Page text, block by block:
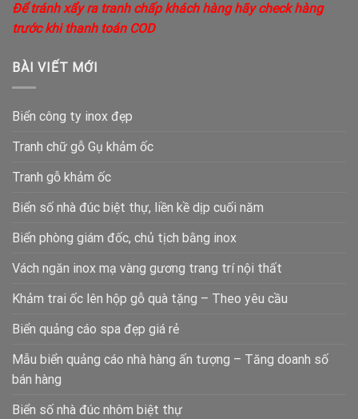
Để tránh xẩy ra tranh chấp khách hàng hãy check hàng
trước khi thanh toán COD
BÀI VIẾT MỚI
Biển công ty inox đẹp
Tranh chữ gỗ Gụ khảm ốc
Tranh gỗ khảm ốc
Biển số nhà đúc biệt thự, liền kề dịp cuối năm
Biển phòng giám đốc, chủ tịch bằng inox
Vách ngăn inox mạ vàng gương trang trí nội thất
Khảm trai ốc lên hộp gỗ quà tặng – Theo yêu cầu
Biển quảng cáo spa đẹp giá rẻ
Mẫu biển quảng cáo nhà hàng ấn tượng – Tăng doanh số
bán hàng
Biển số nhà đúc nhôm biệt thự